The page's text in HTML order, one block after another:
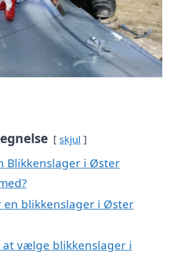
skjul
Blikkenslager i Øster
en blikkenslager i Øster
at vælge blikkenslager i